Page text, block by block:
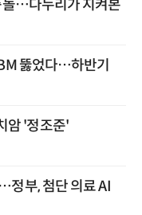
돌…다누리가 지켜본
뚫었다…하반기
암 '정조준'
정부, 첨단 의료 AI